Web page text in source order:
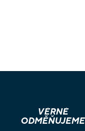
VĚRNÉ
ODMĚŇUJEME